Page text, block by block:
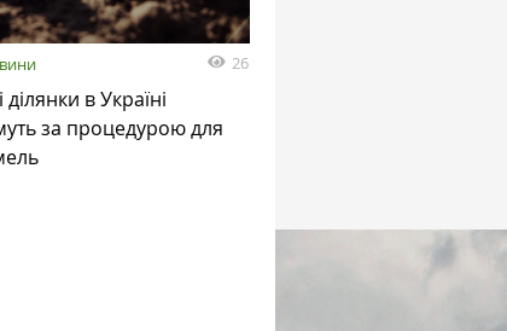
26
в Україні
за процедурою для